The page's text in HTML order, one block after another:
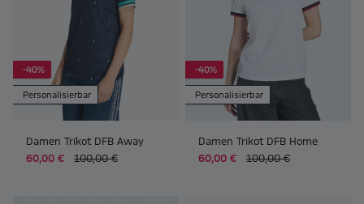
-40%
Personalisierbar
Damen Trikot DFB Away
60,00 €
100,00 €
-40%
Personalisierbar
Damen Trikot DFB Home
60,00 €
100,00 €